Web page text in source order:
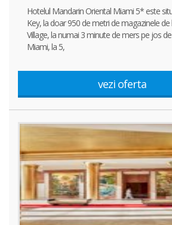
Hotelul Mandarin Oriental Miami 5* este
Key, la doar 950 de metri de magazinele de
Village, la numai 3 minute de mers pe jos
Miami, la 5,
vezi oferta